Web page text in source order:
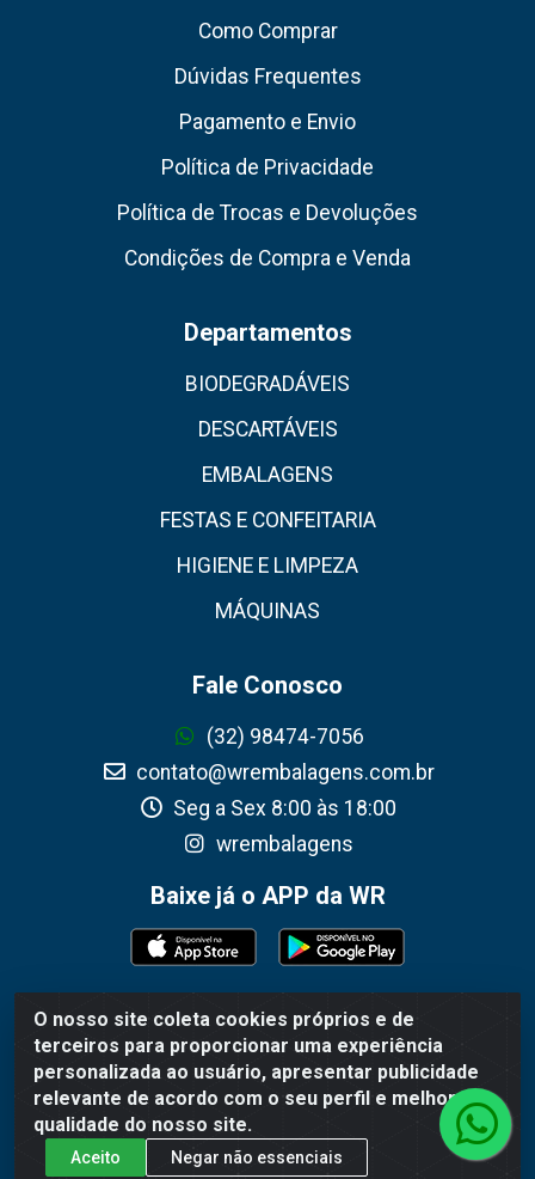
O nosso site coleta cookies próprios e de
terceiros para proporcionar uma experiência
personalizada ao usuário, apresentar publicidade
relevante de acordo com o seu perfil e melhorar a
qualidade do nosso site.
Aceito Negar não essenciais
Como Comprar
Dúvidas Frequentes
Pagamento e Envio
Política de Privacidade
Política de Trocas e Devoluções
Condições de Compra e Venda
Departamentos
BIODEGRADÁVEIS
DESCARTÁVEIS
EMBALAGENS
FESTAS E CONFEITARIA
HIGIENE E LIMPEZA
MÁQUINAS
Fale Conosco
(32) 98474-7056
contato@wrembalagens.com.br
Seg a Sex 8:00 às 18:00
wrembalagens
Baixe já o APP da WR
WR Embalagens - R. Cel. Teodoro Gomes de Araújo, 1360 -
Grogotó - Barbacena / MG - CEP 36202-628 - CNPJ
02.692.206/0001-55